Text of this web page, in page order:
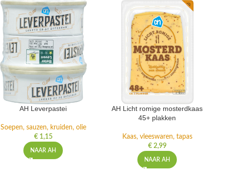
AH Leverpastei
Soepen, sauzen, kruiden, olie
€1,15
NAAR AH
AH Licht romige mosterdkaas
45+ plakken
Kaas, vleeswaren, tapas
€2,99
NAAR AH